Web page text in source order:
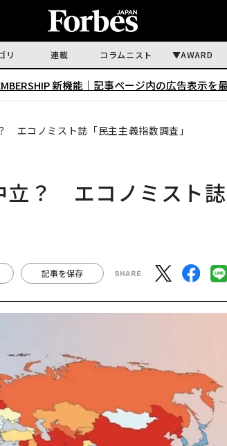
リ 連載 コラムニスト AWARD
新機能｜ 記事ページ内の広告表示を
エコノミスト誌「民主主義指数調査」
立？ エコノミスト誌
記事を保存